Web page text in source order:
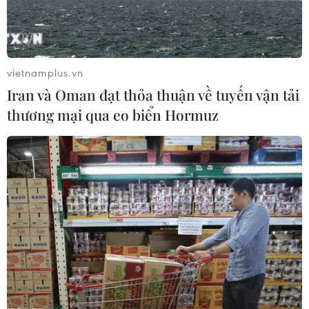
rằng: "Chelsea là một độibóng tuyệt vời. Vì vậy,
rất ít cầu thủ có thể từ chối cơ hội được thi đấu
cho họ."
* Câu lạc bộ Crystal Palace đã hoàn tất thủ tục
chiêu mộ tiền đạo Marouane Chamakh từ
vietnamplus.vn
Iran và Oman đạt thỏa thuận về tuyến vận tải
thương mại qua eo biển Hormuz